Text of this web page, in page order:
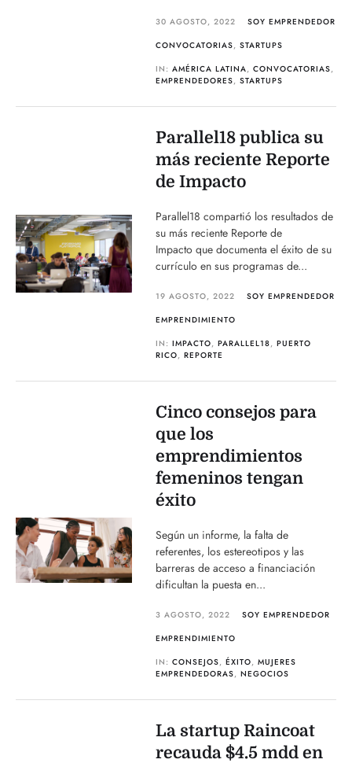
30 AGOSTO, 2022
SOY EMPRENDEDOR
CONVOCATORIAS,STARTUPS
IN:AMÉRICA LATINA,CONVOCATORIAS,
EMPRENDEDORES,STARTUPS
Parallel18 publica su
más reciente Reporte
de Impacto
Parallel18 compartió los resultados de
su más reciente Reporte de
Impacto que documenta el éxito de su
currículo en sus programas de...
19 AGOSTO, 2022
SOY EMPRENDEDOR
EMPRENDIMIENTO
IN:IMPACTO,PARALLEL18,PUERTO
RICO,REPORTE
Cinco consejos para
que los
emprendimientos
femeninos tengan
éxito
Según un informe, la falta de
referentes, los estereotipos y las
barreras de acceso a financiación
dificultan la puesta en...
3 AGOSTO, 2022
SOY EMPRENDEDOR
EMPRENDIMIENTO
IN:CONSEJOS,ÉXITO,MUJERES
EMPRENDEDORAS,NEGOCIOS
La startup Raincoat
recauda $4.5 mdd en